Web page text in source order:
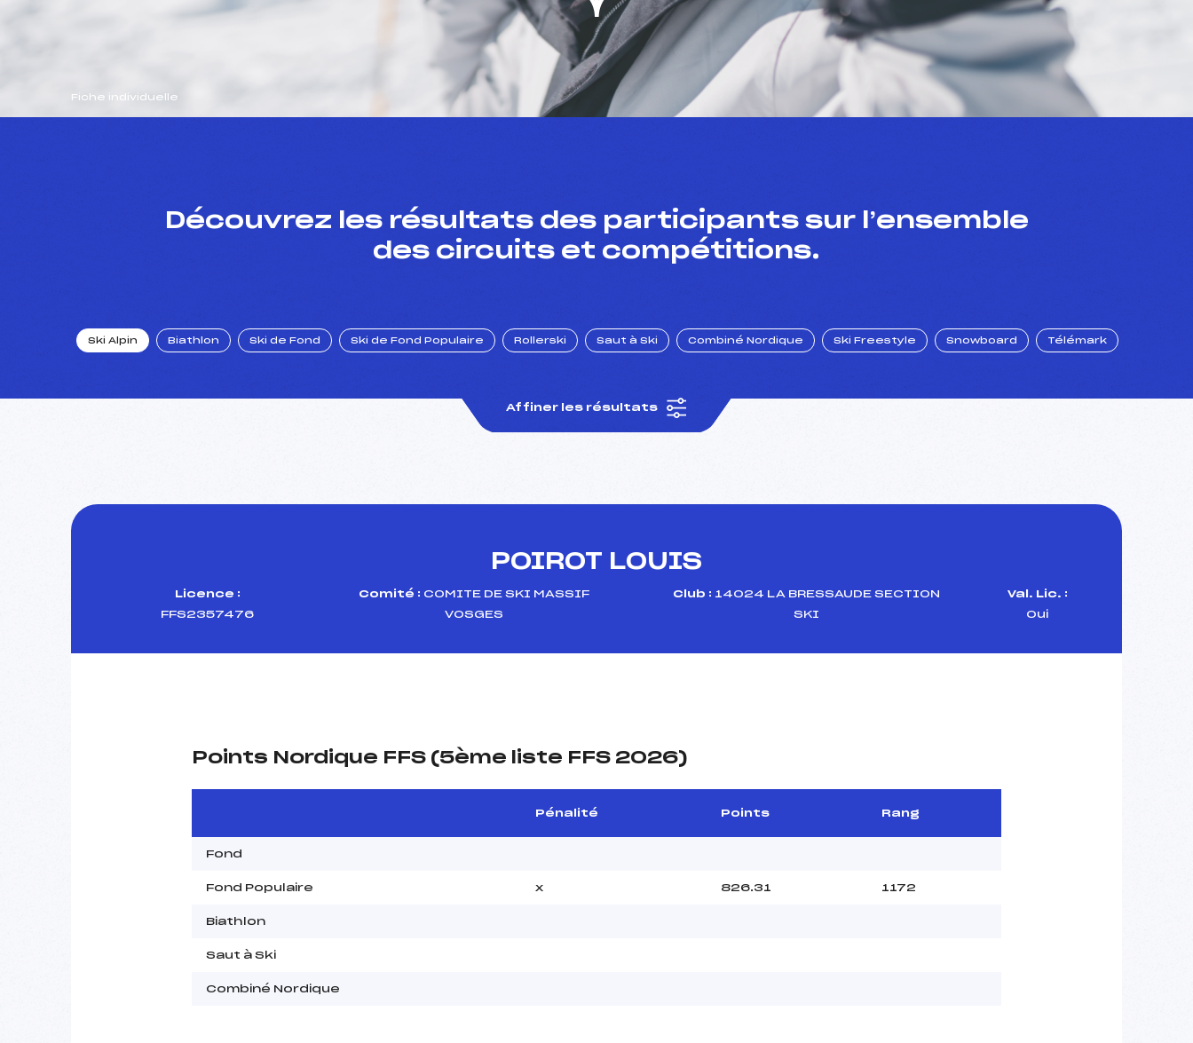
Fiche individuelle
Découvrez les résultats des participants sur l’ensemble
des circuits et compétitions.
Ski Alpin Biathlon Ski de Fond Ski de Fond Populaire Rollerski Saut à Ski Combiné Nordique Ski Freestyle Snowboard Télémark
Affiner les résultats
POIROT LOUIS
Licence :
FFS2357476
Comité : COMITE DE SKI MASSIF
VOSGES
Club : 14024 LA BRESSAUDE SECTION
SKI
Val. Lic. :
Oui
Points Nordique FFS (5ème liste FFS 2026)
Pénalité Points Rang
Fond
Fond Populaire x 826.31 1172
Biathlon
Saut à Ski
Combiné Nordique